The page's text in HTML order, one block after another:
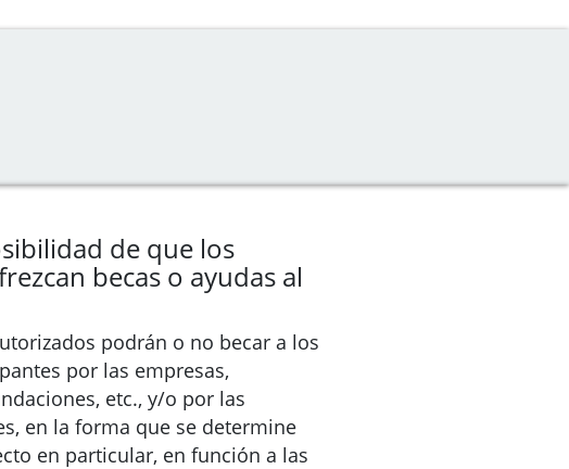
de que los
becas o ayudas al
podrán o no becar a los
por las empresas,
etc., y/o por las
en la forma que se determine
en particular, en función a las